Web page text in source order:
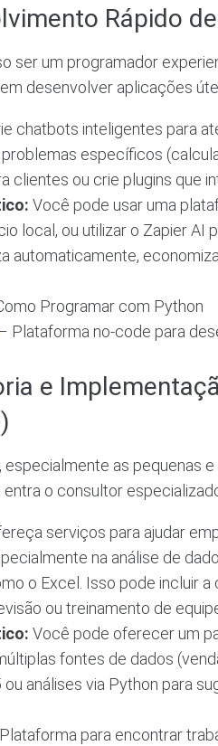
Rápido
ser um programador
desenvolver aplicações
chatbots inteligentes para
específicos
clientes ou crie plugins que
Você pode usar uma
local, ou utilizar o Zapier AI
automaticamente,
Programar com Python
Plataforma no-code para
e
as pequenas
entra o consultor
serviços para ajudar
na análise de
o Excel. Isso pode incluir
ou treinamento de
Você pode oferecer um
fontes de dados
análises via Python para
para encontrar